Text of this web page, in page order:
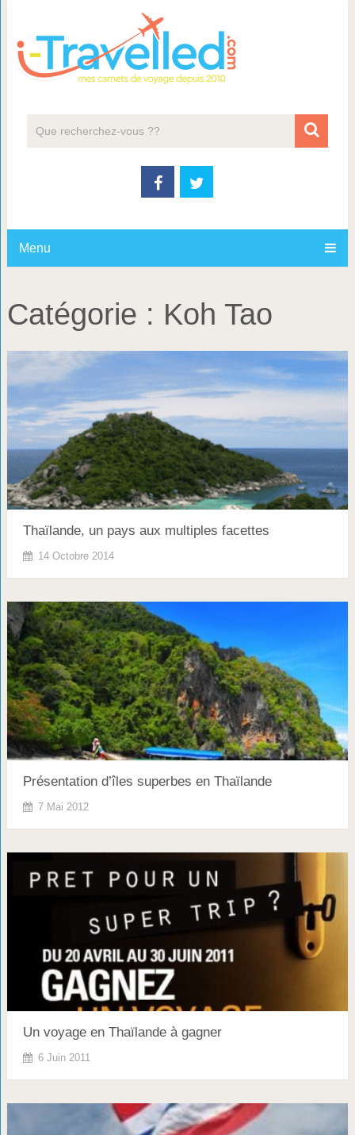
Menu
Catégorie : Koh Tao
Thaïlande, un pays aux multiples facettes
14 Octobre 2014
Présentation d’îles superbes en Thaïlande
7 Mai 2012
Un voyage en Thaïlande à gagner
6 Juin 2011